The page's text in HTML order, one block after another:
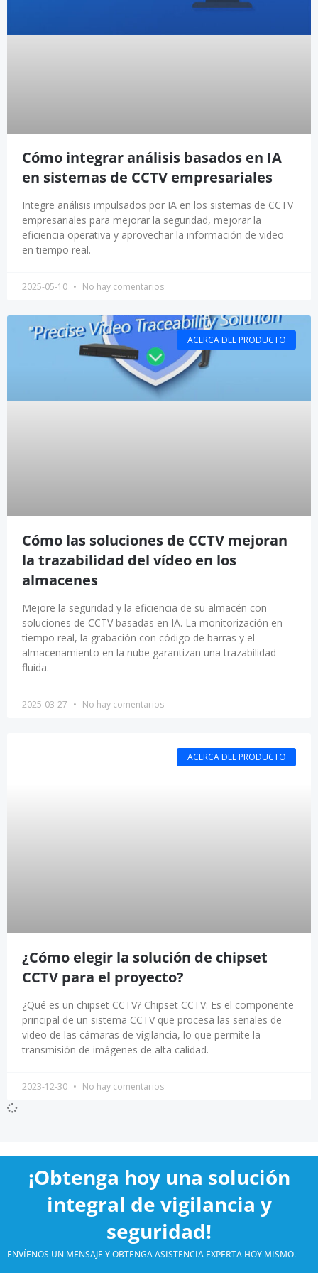
Cómo integrar análisis basados en IA
en sistemas de CCTV empresariales
Integre análisis impulsados por IA en los sistemas de CCTV
empresariales para mejorar la seguridad, mejorar la
eficiencia operativa y aprovechar la información de video
en tiempo real.
2025-05-10 No hay comentarios
ACERCA DEL PRODUCTO
Cómo las soluciones de CCTV mejoran
la trazabilidad del vídeo en los
almacenes
Mejore la seguridad y la eficiencia de su almacén con
soluciones de CCTV basadas en IA. La monitorización en
tiempo real, la grabación con código de barras y el
almacenamiento en la nube garantizan una trazabilidad
fluida.
2025-03-27 No hay comentarios
ACERCA DEL PRODUCTO
¿Cómo elegir la solución de chipset
CCTV para el proyecto?
¿Qué es un chipset CCTV? Chipset CCTV: Es el componente
principal de un sistema CCTV que procesa las señales de
video de las cámaras de vigilancia, lo que permite la
transmisión de imágenes de alta calidad.
2023-12-30 No hay comentarios
¡Obtenga hoy una solución
integral de vigilancia y
seguridad!
ENVÍENOS UN MENSAJE Y OBTENGA ASISTENCIA EXPERTA HOY MISMO.